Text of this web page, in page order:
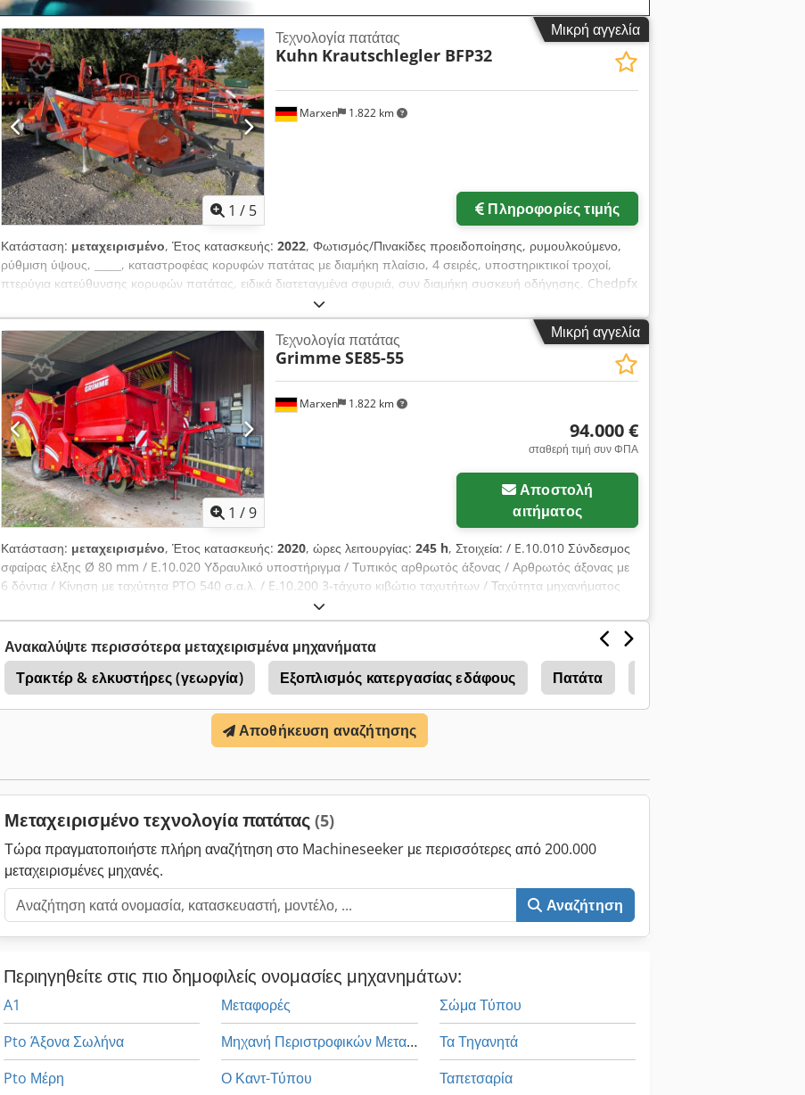
Μικρή αγγελία
1 / 5
Marxen 1.822 km
Τεχνολογία πατάτας
Kuhn Krautschlegler BFP32
Πληροφορίες τιμής
Κατάσταση: μεταχειρισμένο, Έτος κατασκευής: 2022, Φωτισμός/Πινακίδες προειδοποίησης, ρυμουλκούμενο,
ρύθμιση ύψους, _____, καταστροφέας κορυφών πατάτας με διαμήκη πλαίσιο, 4 σειρές, υποστηρικτικοί τροχοί,
πτερύγια κατεύθυνσης κορυφών πατάτας, ειδικά διατεταγμένα σφυριά, συν διαμήκη συσκευή οδήγησης. Chedpfx
Μικρή αγγελία
1 /9
Marxen 1.822 km
Τεχνολογία πατάτας
Grimme SE85-55
94.000 €
σταθερή τιμή συν ΦΠΑ
Αποστολή
αιτήματος
Κατάσταση: μεταχειρισμένο, Έτος κατασκευής: 2020, ώρες λειτουργίας: 245 h, Στοιχεία: / E.10.010 Σύνδεσμος
σφαίρας έλξης Ø 80 mm / E.10.020 Υδραυλικό υποστήριγμα / Τυπικός αρθρωτός άξονας / Αρθρωτός άξονας με
6 δόντια / Κίνηση με ταχύτητα PTO 540 σ.α.λ. / E.10.200 3-τάχυτο κιβώτιο ταχυτήτων / Ταχύτητα μηχανήματος
Ανακαλύψτε περισσότερα μεταχειρισμένα μηχανήματα
Τρακτέρ & ελκυστήρες (γεωργία)
Εξοπλισμός κατεργασίας εδάφους Πατάτα
Αποθήκευση αναζήτησης
Μεταχειρισμένο τεχνολογία πατάτας (5)
Τώρα πραγματοποιήστε πλήρη αναζήτηση στο Machineseeker με περισσότερες από 200.000
μεταχειρισμένες μηχανές.
Αναζήτηση
Περιηγηθείτε στις πιο δημοφιλείς ονομασίες μηχανημάτων:
A1
Pto Άξονα Σωλήνα
Pto Μέρη
Μεταφορές
Μηχανή Περιστροφικών Μεταφοράς
Ο Καντ-Τύπου
Σώμα Τύπου
Τα Τηγανητά
Ταπετσαρία